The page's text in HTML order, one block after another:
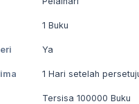
1 Buku
Ya
1 Hari setelah
Tersisa 100000 Buku